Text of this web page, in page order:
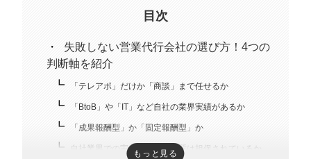
目次
失敗しない営業代行会社の選び方！4つの
判断軸を紹介
「テレアポ」だけか「商談」まで任せるか
「BtoB」や「IT」など自社の業界実績があるか
「成果報酬型」か「固定報酬型」か
自社業界での実績・リストの質は担保されているか
もっと見る